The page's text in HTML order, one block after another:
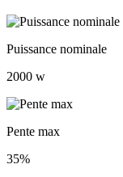
Puissance nominale
2000 w
Pente max
35%